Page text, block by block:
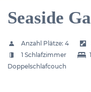
Seaside
Anzahl Plätze: 4
1 Schlafzimmer
Doppelschlafcouch